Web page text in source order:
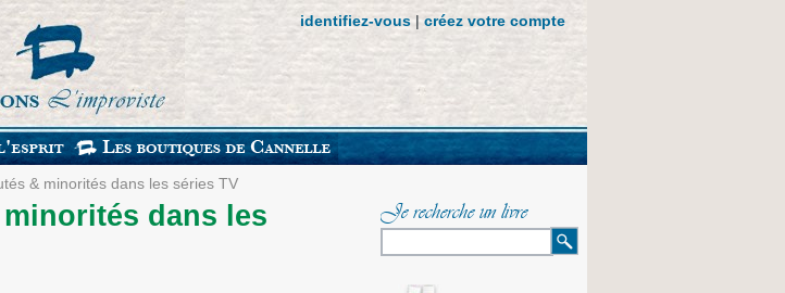
identifiez-vous| créez votre compte
& minorités dans les séries TV
dans les
Je recherche un livre